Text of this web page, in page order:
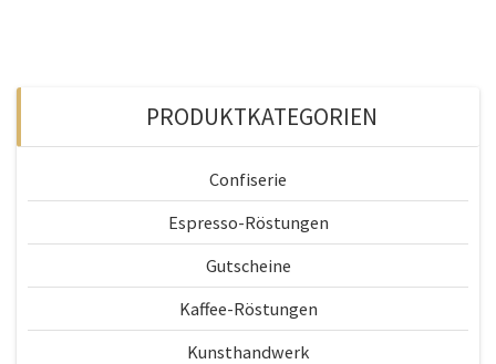
auf
der
gewählt
PRODUKTKATEGORIEN
Confiserie
Espresso-Röstungen
Gutscheine
Kaffee-Röstungen
Kunsthandwerk